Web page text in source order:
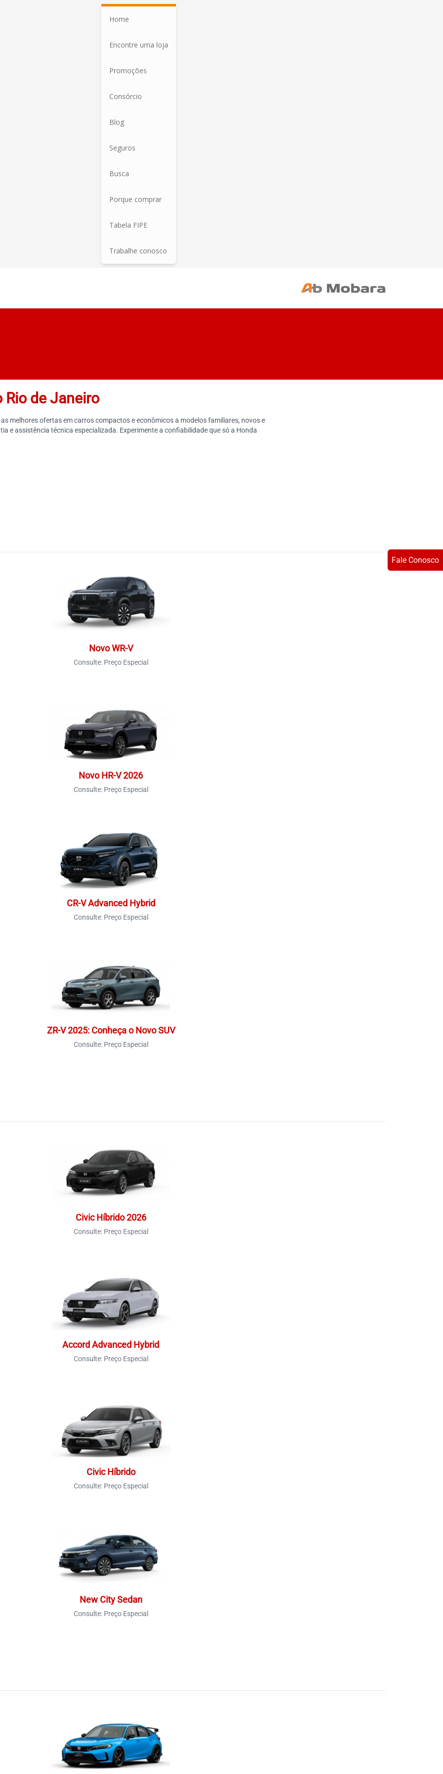
Home
Encontre uma loja
Promoções
Consórcio
Blog
Seguros
Busca
Porque comprar
Tabela FIPE
Trabalhe conosco
Rio de Janeiro
melhores ofertas em carros compactos e econômicos a modelos familiares, novos e
e assistência técnica especializada. Experimente a confiabilidade que só a Honda
Novo WR-V
Consulte: Preço Especial
Novo HR-V 2026
Consulte: Preço Especial
CR-V Advanced Hybrid
Consulte: Preço Especial
ZR-V 2025: Conheça o Novo SUV
Consulte: Preço Especial
Civic Híbrido 2026
Consulte: Preço Especial
Accord Advanced Hybrid
Consulte: Preço Especial
Civic Híbrido
Consulte: Preço Especial
New City Sedan
Consulte: Preço Especial
Fale Conosco